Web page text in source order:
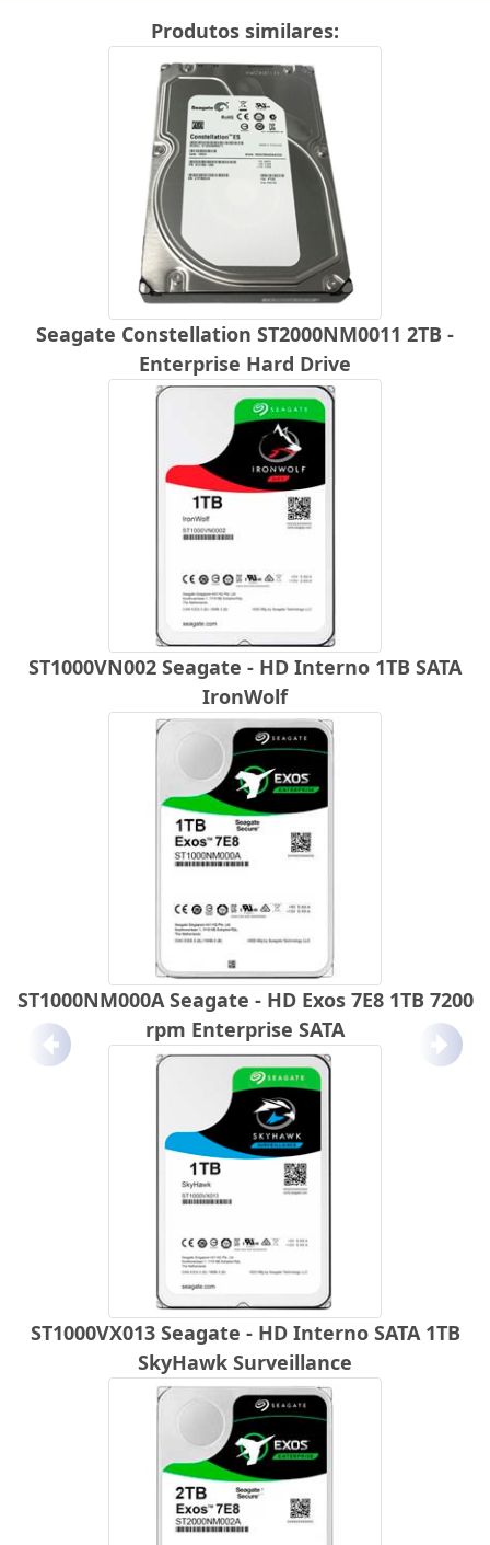
Produtos similares:
Seagate Constellation ST2000NM0011 2TB -
Enterprise Hard Drive
ST1000VN002 Seagate - HD Interno 1TB SATA
IronWolf
ST1000NM000A Seagate - HD Exos 7E8 1TB 7200
rpm Enterprise SATA
ST1000VX013 Seagate - HD Interno SATA 1TB
SkyHawk Surveillance
Anterior